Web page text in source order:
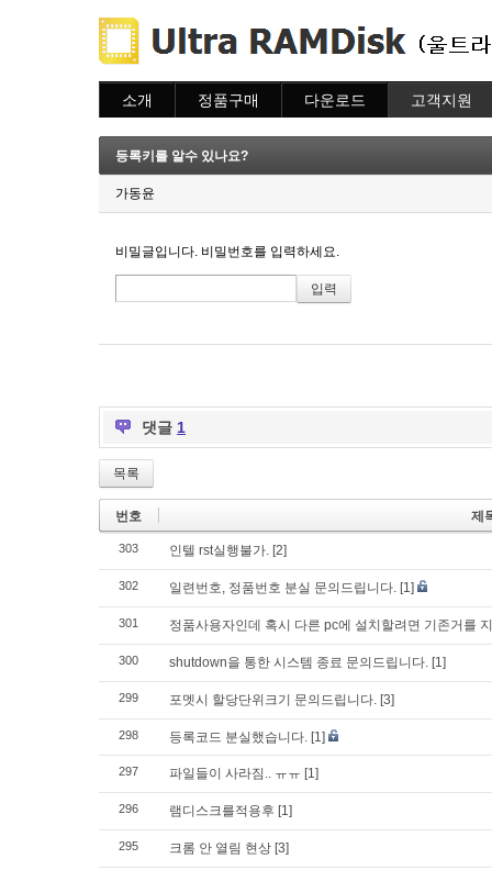
소개 정품구매
주문조회
이용안내
다운로드 고객지원
질문하기
등록키를 알수 있나요?
가동윤
비밀글입니다. 비밀번호를 입력하세요.
댓글 1
목록
번호 제
303 인텔 rst실행불가. [2]
302 일련번호, 정품번호 분실 문의드립니다. [1]
301 정품사용자인데 혹시 다른 pc에 설치할려면 기존거를
300 shutdown을 통한 시스템 종료 문의드립니다. [1]
299 포멧시 할당단위크기 문의드립니다. [3]
298 등록코드 분실했습니다. [1]
297 파일들이 사라짐.. ㅠㅠ [1]
296 램디스크를적용후 [1]
295 크롬 안 열림 현상 [3]